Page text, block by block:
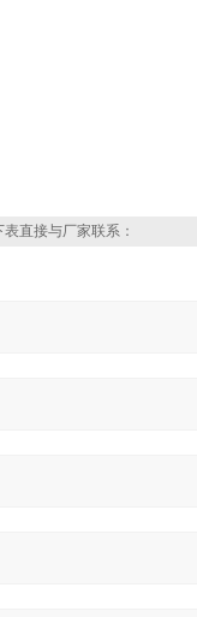
直接与厂家联系：